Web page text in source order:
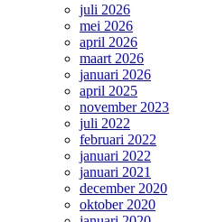
juli 2026
mei 2026
april 2026
maart 2026
januari 2026
april 2025
november 2023
juli 2022
februari 2022
januari 2022
januari 2021
december 2020
oktober 2020